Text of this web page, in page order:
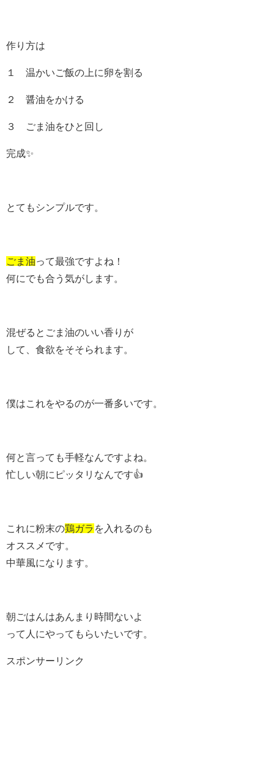
作り方は
１ 温かいご飯の上に卵を割る
２ 醤油をかける
３ ごま油をひと回し
完成✨
とてもシンプルです。
ごま油って最強ですよね！
何にでも合う気がします。
混ぜるとごま油のいい香りが
して、食欲をそそられます。
僕はこれをやるのが一番多いです。
何と言っても手軽なんですよね。
忙しい朝にピッタリなんです👍
これに粉末の鶏ガラ を入れるのも
オススメです。
中華風になります。
朝ごはんはあんまり時間ないよ
って人にやってもらいたいです。
スポンサーリンク